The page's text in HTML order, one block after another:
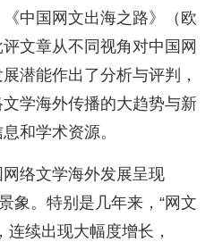
中国网文出海之路》（欧
文章从不同视角对中国网
潜能作出了分析与评判，
学海外传播的大趋势与新
和学术资源。
络文学海外发展呈现
象。特别是几年来，“网文
连续出现大幅度增长，